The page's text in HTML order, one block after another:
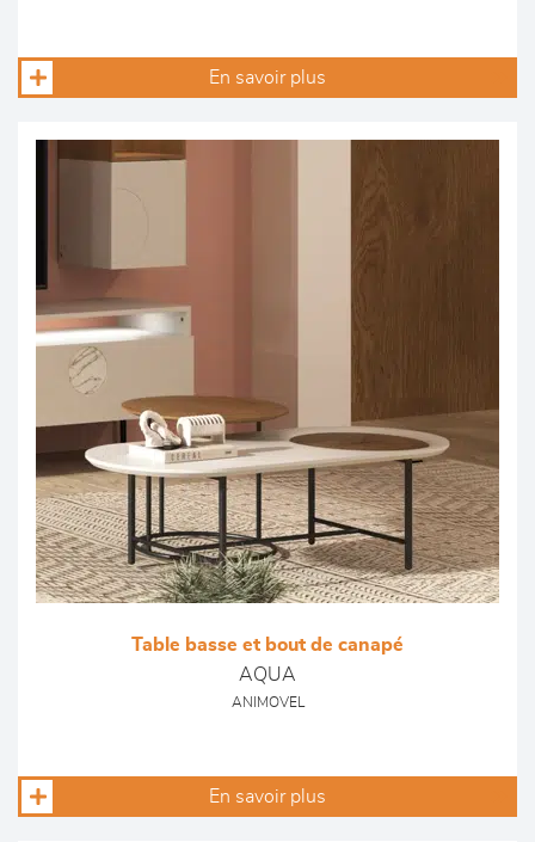
En savoir plus
Table basse et bout de canapé
AQUA
ANIMOVEL
En savoir plus